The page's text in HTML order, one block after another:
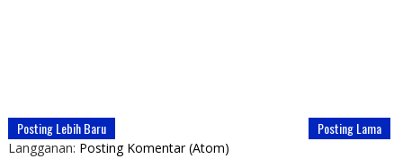
Posting Lebih Baru Posting Lama
Langganan: Posting Komentar (Atom)